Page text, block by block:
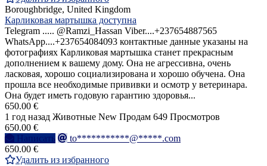
Boroughbridge, United Kingdom
Карликовая мартышка доступна
Telegram ..... @Ramzi_Hassan Viber....+237654887565
WhatsApp....+237654084093 контактные данные указаны на
фотографиях Карликовая мартышка станет прекрасным
дополнением к вашему дому. Она не агрессивна, очень
ласковая, хорошо социализирована и хорошо обучена. Она
прошла все необходимые прививки и осмотр у ветеринара.
Она будет иметь годовую гарантию здоровья...
650.00 €
1 год назад Животные New Продам 649 Просмотров
650.00 €
Написать
to***********@*****.com
650.00 €
Удалить из избранного